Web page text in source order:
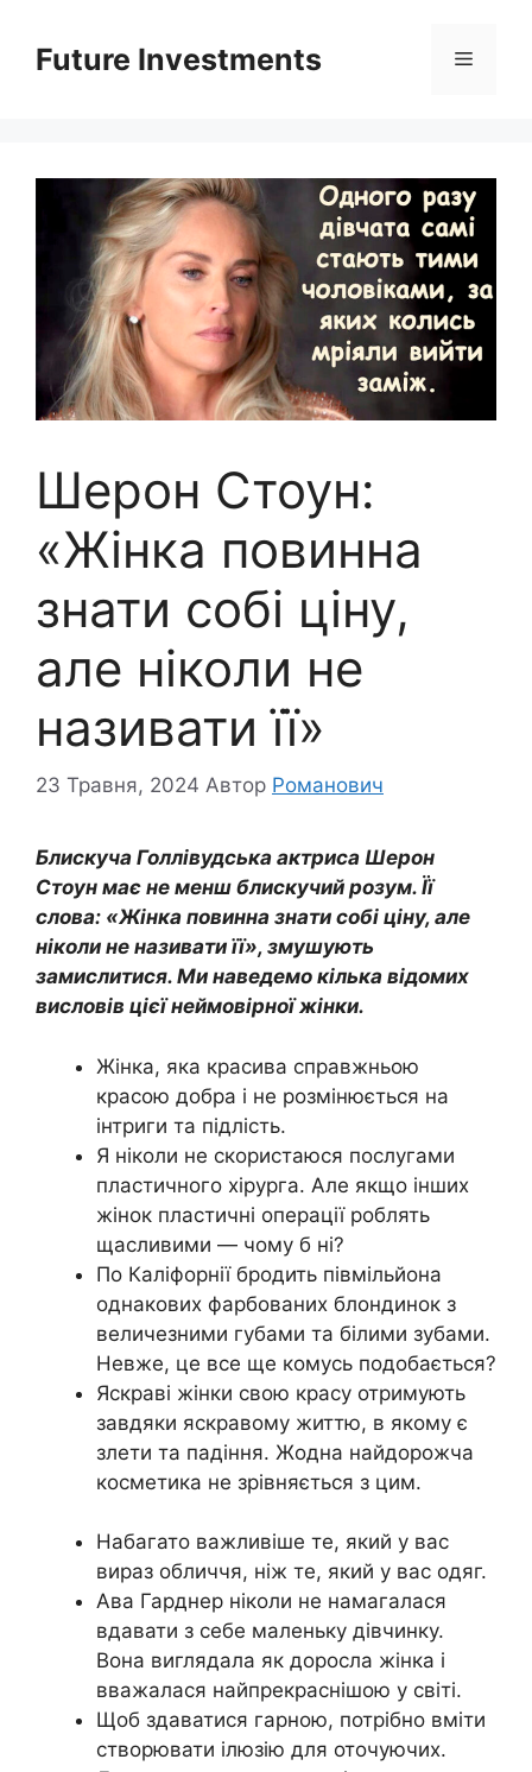
вмістуFuture Investments Меню
Шерон Стоун:
«Жінка повинна
знати собі ціну,
але ніколи не
називати її»
23 Травня, 2024 Автор Романович
Блискуча Голлівудська актриса Шерон
Стоун має не менш блискучий розум. Її
слова: «Жінка повинна знати собі ціну, але
ніколи не називати її», змушують
замислитися. Ми наведемо кілька відомих
висловів цієї неймовірної жінки.
Жінка, яка красива справжньою
красою добра і не розмінюється на
інтриги та підлість.
Я ніколи не скористаюся послугами
пластичного хірурга. Але якщо інших
жінок пластичні операції роблять
щасливими — чому б ні?
По Каліфорнії бродить півмільйона
однакових фарбованих блондинок з
величезними губами та білими зубами.
Невже, це все ще комусь подобається?
Яскраві жінки свою красу отримують
завдяки яскравому життю, в якому є
злети та падіння. Жодна найдорожча
косметика не зрівняється з цим.
Набагато важливіше те, який у вас
вираз обличчя, ніж те, який у вас одяг.
Ава Гарднер ніколи не намагалася
вдавати з себе маленьку дівчинку.
Вона виглядала як доросла жінка і
вважалася найпрекраснішою у світі.
Щоб здаватися гарною, потрібно вміти
створювати ілюзію для оточуючих.